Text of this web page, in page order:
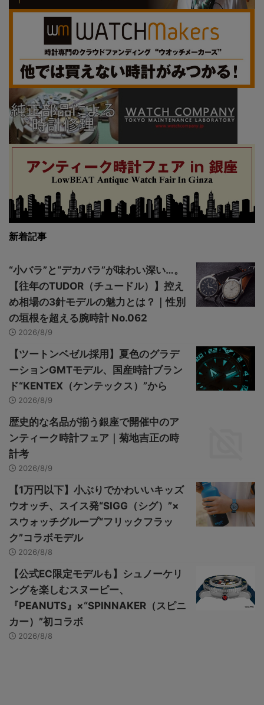
新着記事
“小バラ”と“デカバラ”が味わい深い…。
【往年のTUDOR（チュードル）】控え
め相場の3針モデルの魅力とは？｜性別
の垣根を超える腕時計 No.062
2026/8/9
【ツートンベゼル採用】夏色のグラデ
ーションGMTモデル、国産時計ブラン
ド“KENTEX（ケンテックス）”から
2026/8/9
歴史的な名品が揃う銀座で開催中のア
ンティーク時計フェア｜菊地吉正の時
計考
2026/8/9
【1万円以下】小ぶりでかわいいキッズ
ウオッチ、スイス発“SIGG（シグ）”×
スウォッチグループ“フリックフラッ
ク”コラボモデル
2026/8/8
【公式EC限定モデルも】シュノーケリ
ングを楽しむスヌーピー、
『PEANUTS』×“SPINNAKER（スピニ
カー）”初コラボ
2026/8/8